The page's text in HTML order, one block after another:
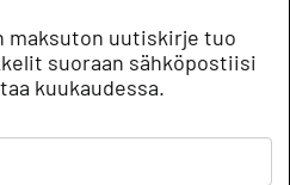
maksuton uutiskirje tuo
suoraan sähköpostiisi
kuukaudessa.